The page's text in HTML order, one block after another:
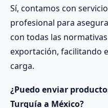
Sí, contamos con
profesional para
con todas las
exportación, facilitando
carga.
¿Puedo enviar
Turquía a México?